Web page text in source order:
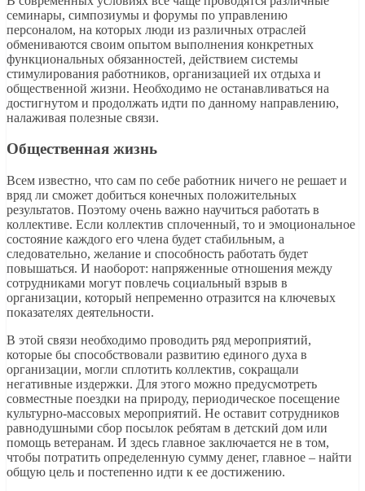
семинары, симпозиумы и форумы по управлению
персоналом, на которых люди из различных отраслей
обмениваются своим опытом выполнения конкретных
функциональных обязанностей, действием системы
стимулирования работников, организацией их отдыха и
общественной жизни. Необходимо не останавливаться на
достигнутом и продолжать идти по данному направлению,
налаживая полезные связи.
Общественная жизнь
Всем известно, что сам по себе работник ничего не решает и
вряд ли сможет добиться конечных положительных
результатов. Поэтому очень важно научиться работать в
коллективе. Если коллектив сплоченный, то и эмоциональное
состояние каждого его члена будет стабильным, а
следовательно, желание и способность работать будет
повышаться. И наоборот: напряженные отношения между
сотрудниками могут повлечь социальный взрыв в
организации, который непременно отразится на ключевых
показателях деятельности.
В этой связи необходимо проводить ряд мероприятий,
которые бы способствовали развитию единого духа в
организации, могли сплотить коллектив, сокращали
негативные издержки. Для этого можно предусмотреть
совместные поездки на природу, периодическое посещение
культурно-массовых мероприятий. Не оставит сотрудников
равнодушными сбор посылок ребятам в детский дом или
помощь ветеранам. И здесь главное заключается не в том,
чтобы потратить определенную сумму денег, главное – найти
общую цель и постепенно идти к ее достижению.